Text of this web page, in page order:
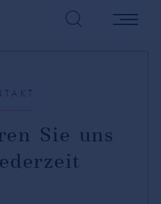
Sie uns